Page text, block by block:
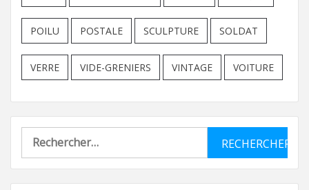
POILU POSTALE SCULPTURE SOLDAT
VERRE VIDE-GRENIERS VINTAGE VOITURE
Rechercher :